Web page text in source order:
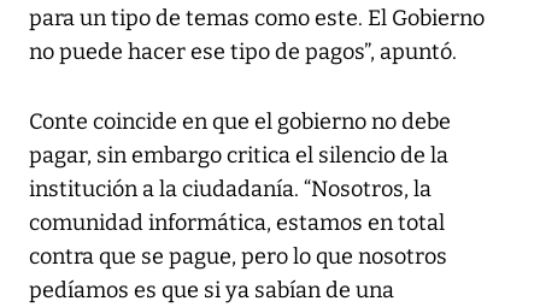
para un tipo de temas como este. El Gobierno
no puede hacer ese tipo de pagos”, apuntó.
Conte coincide en que el gobierno no debe
pagar, sin embargo critica el silencio de la
institución a la ciudadanía. “Nosotros, la
comunidad informática, estamos en total
contra que se pague, pero lo que nosotros
pedíamos es que si ya sabían de una